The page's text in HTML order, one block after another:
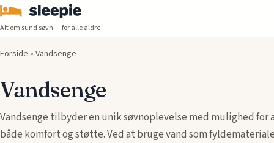
Alt om sund søvn — for alle aldre
Forside» Vandsenge
Vandsenge
Vandsenge tilbyder en unik søvnoplevelse med mulighed for
både komfort og støtte. Ved at bruge vand som